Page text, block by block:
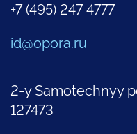
+7 (495) 247 4777
id@opora.ru
2-y Samotechnyy
127473